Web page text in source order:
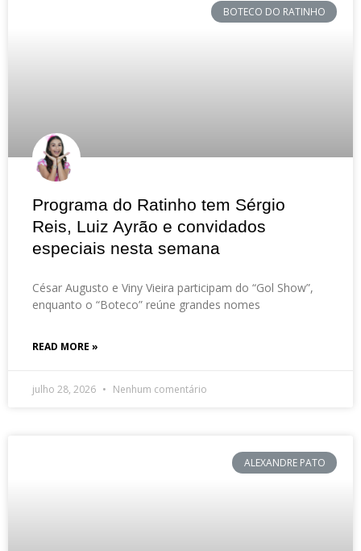
BOTECO DO RATINHO
Programa do Ratinho tem Sérgio
Reis, Luiz Ayrão e convidados
especiais nesta semana
César Augusto e Viny Vieira participam do “Gol Show”,
enquanto o “Boteco” reúne grandes nomes
READ MORE »
julho 28, 2026 Nenhum comentário
ALEXANDRE PATO